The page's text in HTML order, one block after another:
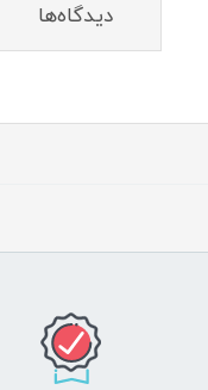
دیدگاه‌ها